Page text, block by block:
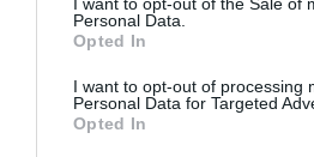
Personal Data.
Opted In
I want to opt-out of processing
Personal Data for Targeted
Opted In